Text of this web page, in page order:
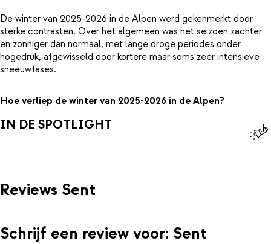
De winter van 2025-2026 in de Alpen werd gekenmerkt door
sterke contrasten. Over het algemeen was het seizoen zachter
en zonniger dan normaal, met lange droge periodes onder
hogedruk, afgewisseld door kortere maar soms zeer intensieve
sneeuwfases.
Hoe verliep de winter van 2025-2026 in de Alpen?
IN DE SPOTLIGHT
Reviews Sent
Schrijf een review voor: Sent